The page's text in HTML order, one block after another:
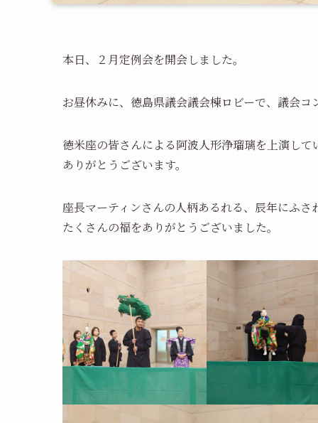
本日、２月定例会を開会しました。
お昼休みに、徳島県議会議会棟ロビーで、議会コ
徳米座の皆さんによる阿波人形浄瑠璃を上演して
ありがとうございます。
座長マーティンさんの人柄あるれる、辰年にふ
たくさんの福をありがとうございました。